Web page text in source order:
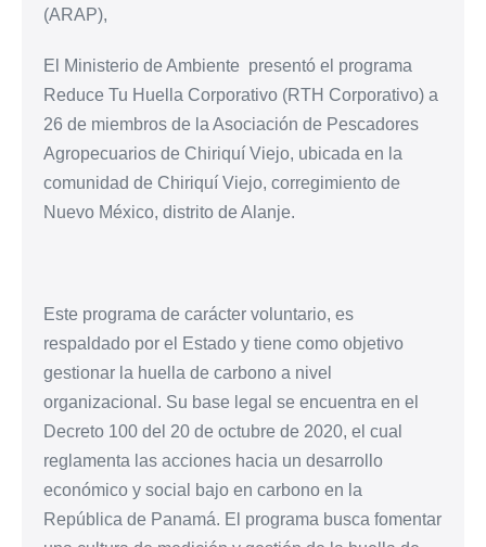
(ARAP),
El Ministerio de Ambiente presentó el programa
Reduce Tu Huella Corporativo (RTH Corporativo) a
26 de miembros de la Asociación de Pescadores
Agropecuarios de Chiriquí Viejo, ubicada en la
comunidad de Chiriquí Viejo, corregimiento de
Nuevo México, distrito de Alanje.
Este programa de carácter voluntario, es
respaldado por el Estado y tiene como objetivo
gestionar la huella de carbono a nivel
organizacional. Su base legal se encuentra en el
Decreto 100 del 20 de octubre de 2020, el cual
reglamenta las acciones hacia un desarrollo
económico y social bajo en carbono en la
República de Panamá. El programa busca fomentar